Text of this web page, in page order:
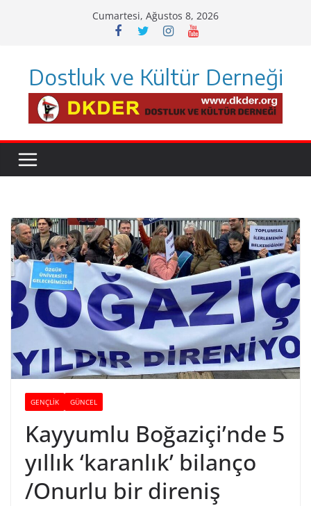
Cumartesi, Ağustos 8, 2026
Dostluk ve Kültür Derneği
GENÇLİK GÜNCEL
Kayyumlu Boğaziçi’nde 5
yıllık ‘karanlık’ bilanço
/Onurlu bir direniş